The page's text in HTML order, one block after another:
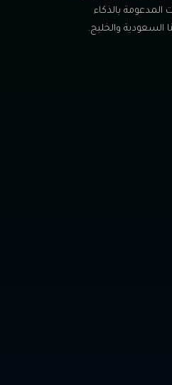
المدعومة بالذكاء
السعودية والخليج.